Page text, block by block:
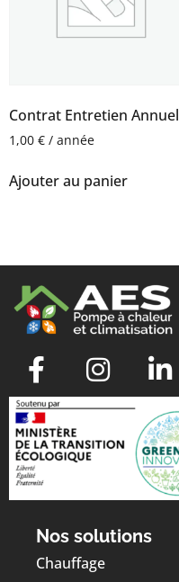
Contrat Entretien Annuel
1,00 € / année
Ajouter au panier
Nos solutions
Chauffage